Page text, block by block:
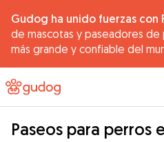
Gudog ha unido fuerzas con
de mascotas y paseadores
más grande y confiable del
Paseos para perros